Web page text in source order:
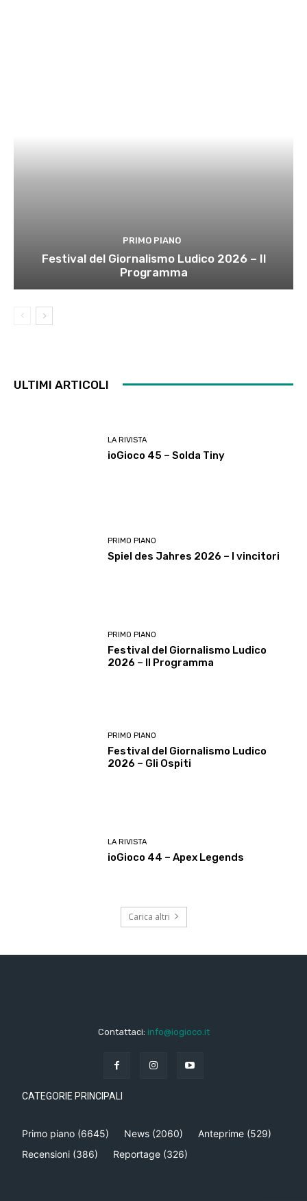
PRIMO PIANO
Festival del Giornalismo Ludico 2026 – Il
Programma
ULTIMI ARTICOLI
LA RIVISTA
ioGioco 45 – Solda Tiny
PRIMO PIANO
Spiel des Jahres 2026 – I vincitori
PRIMO PIANO
Festival del Giornalismo Ludico
2026 – Il Programma
PRIMO PIANO
Festival del Giornalismo Ludico
2026 – Gli Ospiti
LA RIVISTA
ioGioco 44 – Apex Legends
Carica altri
Contattaci: info@iogioco.it
CATEGORIE PRINCIPALI
Primo piano (6645) News (2060) Anteprime (529)
Recensioni (386) Reportage (326)